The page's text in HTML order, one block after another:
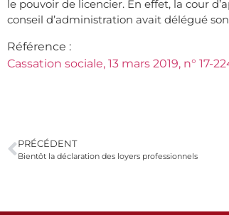
le pouvoir de licencier. En effet, la cour
conseil d’administration avait délégué
Référence :
Cassation sociale, 13 mars 2019, n° 17-
PRÉCÉDENT
Bientôt la déclaration des loyers professionnels